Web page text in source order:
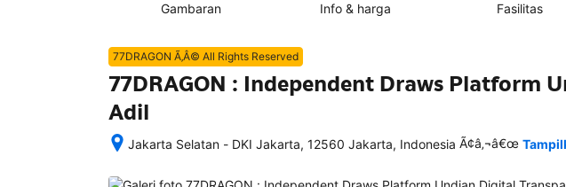
Gambaran Info & harga Fasilitas
77DRAGON Ã‚Â© All Rights Reserved
77DRAGON : Independent Draws Platform
Adil
Jakarta Selatan - DKI Jakarta, 12560 Jakarta, Indonesia
memesan,
Ã¢â‚¬â€œ